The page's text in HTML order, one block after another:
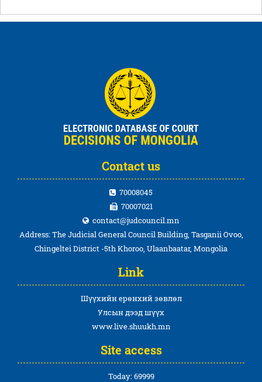
Contact us
70008045
70007021
contact@judcouncil.mn
Address: The Judicial General Council Building, Tasganii Ovoo,
Chingeltei District -5th Khoroo, Ulaanbaatar, Mongolia
Link
Шүүхийн ерөнхий зөвлөл
Улсын дээд шүүх
www.live.shuukh.mn
Site access
Today: 69999